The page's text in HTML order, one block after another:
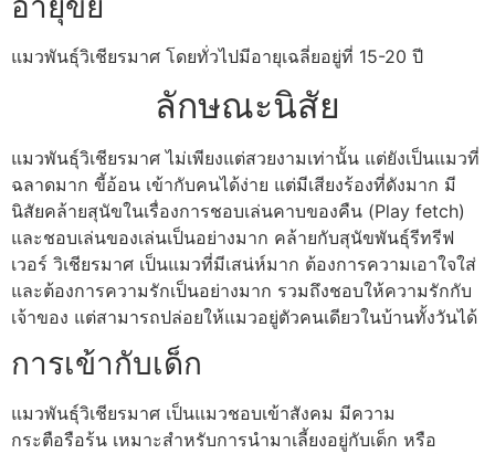
แมวพันธุ์วิเชียรมาศ โดยทั่วไปมีอายุเฉลี่ยอยู่ที่ 15-20 ปี
ลักษณะนิสัย
แมวพันธุ์วิเชียรมาศ ไม่เพียงแต่สวยงามเท่านั้น แต่ยังเป็นแมวที่
ฉลาดมาก ขี้อ้อน เข้ากับคนได้ง่าย แต่มีเสียงร้องที่ดังมาก มี
นิสัยคล้ายสุนัขในเรื่องการชอบเล่นคาบของคืน (Play fetch)
และชอบเล่นของเล่นเป็นอย่างมาก คล้ายกับสุนัขพันธุ์รีทรีฟ
เวอร์ วิเชียรมาศ เป็นแมวที่มีเสน่ห์มาก ต้องการความเอาใจใส่
และต้องการความรักเป็นอย่างมาก รวมถึงชอบให้ความรักกับ
เจ้าของ แต่สามารถปล่อยให้แมวอยู่ตัวคนเดียวในบ้านทั้งวันได้
การเข้ากับเด็ก
แมวพันธุ์วิเชียรมาศ เป็นแมวชอบเข้าสังคม มีความ
กระตือรือร้น เหมาะสำหรับการนำมาเลี้ยงอยู่กับเด็ก หรือ